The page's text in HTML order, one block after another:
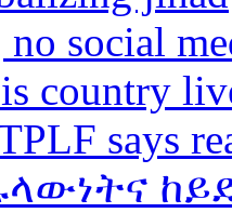
no social
country
says